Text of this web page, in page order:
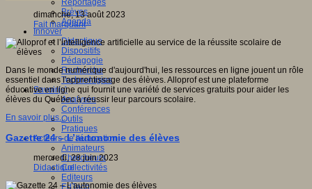
Reportages
Brèves
Agenda
Innover
Didactique
Dispositifs
Pédagogie
Recherche
Technologies
Savoir(s)
Analyses
Conférences
Outils
Pratiques
Acteurs de l'éducation
Animateurs
Chercheurs
Collectivités
Editeurs
EdTech
dimanche, 13 août 2023
Fait marquant
Dans le monde numérique d'aujourd'hui, les ressources en ligne jouent un rôle
essentiel dans l'apprentissage des élèves. Alloprof est une plateforme
éducative en ligne qui fournit une variété de services gratuits pour aider les
élèves du Québec à réussir leur parcours scolaire.
En savoir plus...
Gazette 24 – L’autonomie des élèves
mercredi, 28 juin 2023
Didactique